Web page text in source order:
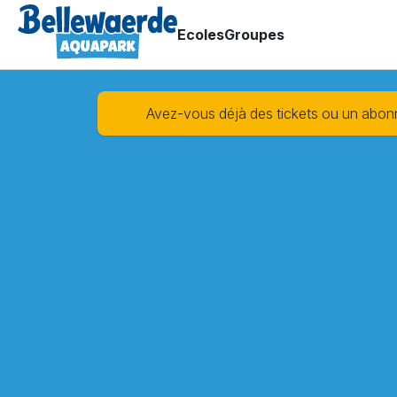
EcolesGroupes
Avez-vous déjà des tickets ou un